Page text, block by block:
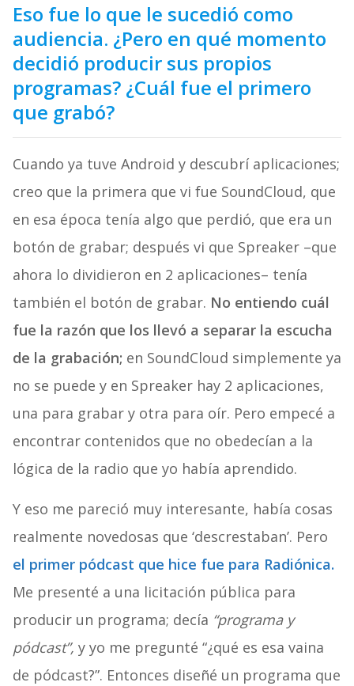
Eso fue lo que le sucedió como
audiencia. ¿Pero en qué momento
decidió producir sus propios
programas? ¿Cuál fue el primero
que grabó?
Cuando ya tuve Android y descubrí aplicaciones;
creo que la primera que vi fue SoundCloud, que
en esa época tenía algo que perdió, que era un
botón de grabar; después vi que Spreaker –que
ahora lo dividieron en 2 aplicaciones– tenía
también el botón de grabar. No entiendo cuál
fue la razón que los llevó a separar la escucha
de la grabación; en SoundCloud simplemente ya
no se puede y en Spreaker hay 2 aplicaciones,
una para grabar y otra para oír. Pero empecé a
encontrar contenidos que no obedecían a la
lógica de la radio que yo había aprendido.
Y eso me pareció muy interesante, había cosas
realmente novedosas que ‘descrestaban’. Pero
el primer pódcast que hice fue para Radiónica.
Me presenté a una licitación pública para
producir un programa; decía “programa y
pódcast”, y yo me pregunté “¿qué es esa vaina
de pódcast?”. Entonces diseñé un programa que